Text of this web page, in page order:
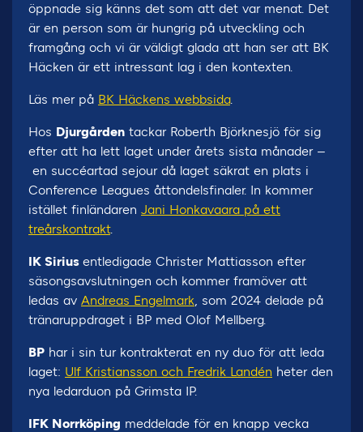
öppnade sig känns det som att det var menat. Det
är en person som är hungrig på utveckling och
framgång och vi är väldigt glada att han ser att BK
Häcken är ett intressant lag i den kontexten.
Läs mer på BK Häckens webbsida.
Hos Djurgården tackar Roberth Björknesjö för sig
efter att ha lett laget under årets sista månader –
en succéartad sejour då laget säkrat en plats i
Conference Leagues åttondelsfinaler. In kommer
istället finländaren Jani Honkavaara på ett
treårskontrakt.
IK Sirius entledigade Christer Mattiasson efter
säsongsavslutningen och kommer framöver att
ledas av Andreas Engelmark, som 2024 delade på
tränaruppdraget i BP med Olof Mellberg.
BP har i sin tur kontrakterat en ny duo för att leda
laget: Ulf Kristiansson och Fredrik Landén heter den
nya ledarduon på Grimsta IP.
IFK Norrköping meddelade för en knapp vecka